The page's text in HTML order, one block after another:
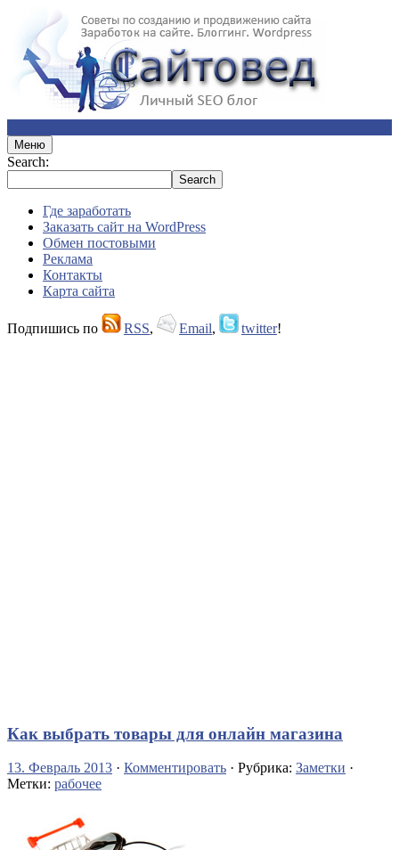
Меню
Search:
Где заработать
Заказать сайт на WordPress
Обмен постовыми
Реклама
Контакты
Карта сайта
Подпишись по RSS, Email, twitter!
Как выбрать товары для онлайн магазина
13. Февраль 2013 · Комментировать · Рубрика: Заметки ·
Метки: рабочее